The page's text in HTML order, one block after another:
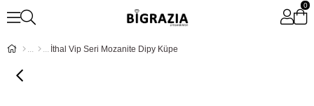
0
İthal Vip Seri Mozanite Dipy Küpe